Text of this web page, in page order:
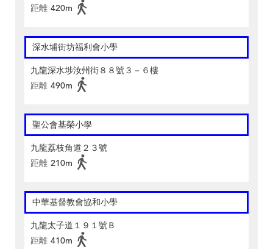
距離 420m
深水埔街坊福利會小學
九龍深水埗汝州街８８號３－６樓
距離 490m
聖公會基榮小學
九龍荔枝角道２３號
距離 210m
中華基督教會協和小學
九龍太子道１９１號Ｂ
距離 410m